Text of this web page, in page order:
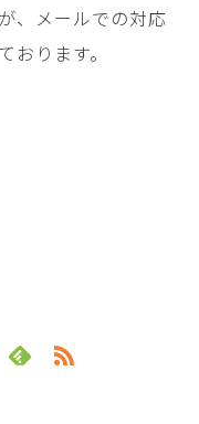
、メールでの対応
ります。